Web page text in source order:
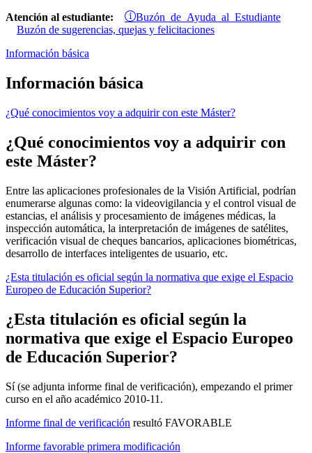
Atención al estudiante: Buzón de Ayuda al Estudiante
Buzón de sugerencias, quejas y felicitaciones
Información básica
Información básica
¿Qué conocimientos voy a adquirir con este Máster?
¿Qué conocimientos voy a adquirir con
este Máster?
Entre las aplicaciones profesionales de la Visión Artificial, podrían
enumerarse algunas como: la videovigilancia y el control visual de
estancias, el análisis y procesamiento de imágenes médicas, la
inspección automática, la interpretación de imágenes de satélites,
verificación visual de cheques bancarios, aplicaciones biométricas,
desarrollo de interfaces inteligentes de usuario, etc.
¿Esta titulación es oficial según la normativa que exige el Espacio
Europeo de Educación Superior?
¿Esta titulación es oficial según la
normativa que exige el Espacio Europeo
de Educación Superior?
Sí (se adjunta informe final de verificación), empezando el primer
curso en el año académico 2010-11.
Informe final de verificación resultó FAVORABLE
Informe favorable primera modificación